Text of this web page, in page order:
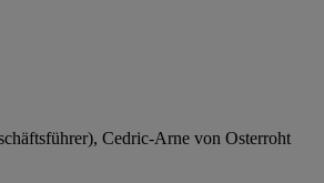
Cedric-Arne von Osterroht